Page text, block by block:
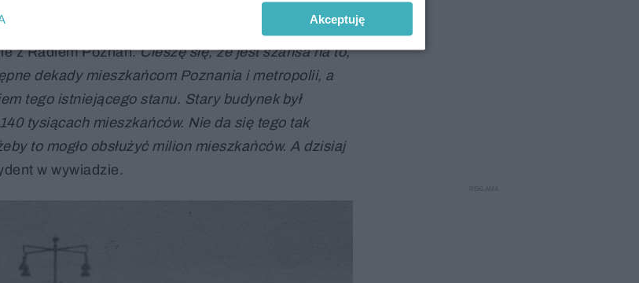
o wyburzeniu starego dworca PKP w Poznaniu.
z Radiem Poznań.Cieszę się, że jest szansa na to,
dekady mieszkańcom Poznania i metropolii, a
tego istniejącego stanu. Stary budynek był
tysiącach mieszkańców. Nie da się tego tak
to mogło obsłużyć milion mieszkańców. A dzisiaj
w wywiadzie.
Akceptuję